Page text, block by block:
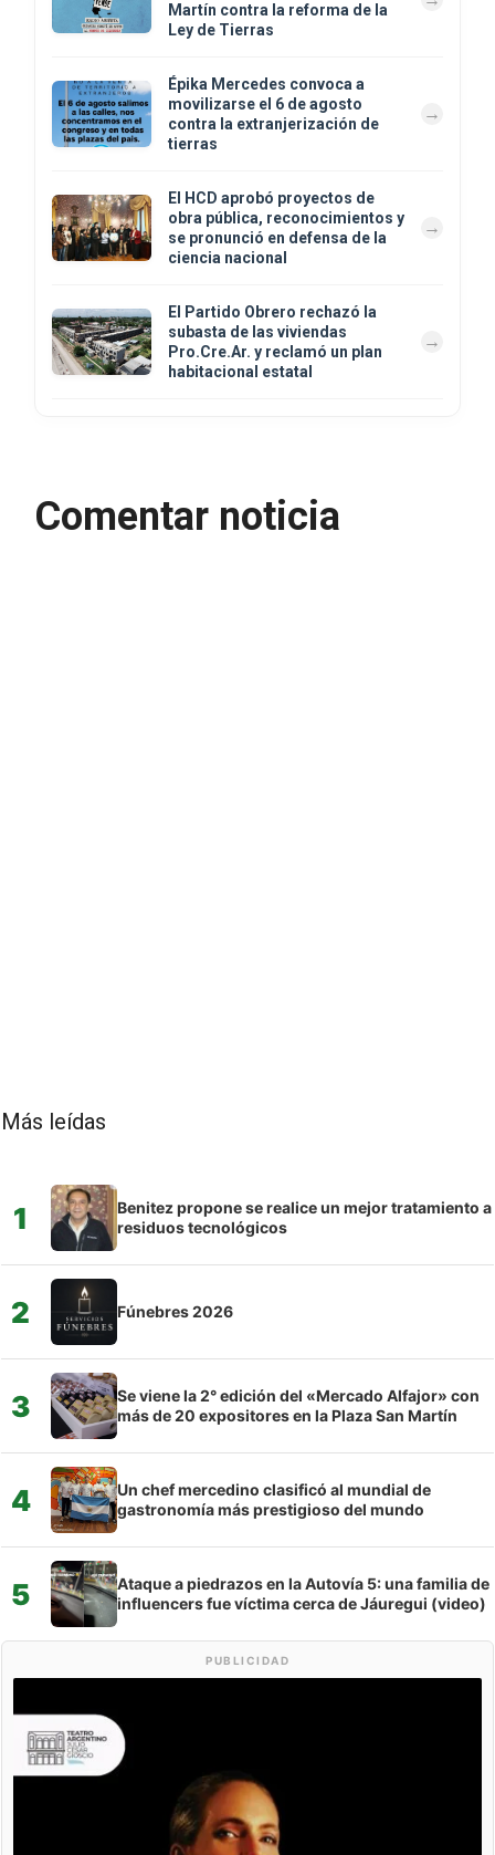
Martín contra la reforma de la
Ley de Tierras
Épika Mercedes convoca a
movilizarse el 6 de agosto
contra la extranjerización de
tierras
El HCD aprobó proyectos de
obra pública, reconocimientos y
se pronunció en defensa de la
ciencia nacional
El Partido Obrero rechazó la
subasta de las viviendas
Pro.Cre.Ar. y reclamó un plan
habitacional estatal
Comentar noticia
Más leídas
1
Benitez propone se realice un mejor tratamiento a
residuos tecnológicos
2 Fúnebres 2026
3
Se viene la 2° edición del «Mercado Alfajor» con
más de 20 expositores en la Plaza San Martín
4
Un chef mercedino clasificó al mundial de
gastronomía más prestigioso del mundo
5
Ataque a piedrazos en la Autovía 5: una familia de
influencers fue víctima cerca de Jáuregui (video)
PUBLICIDAD